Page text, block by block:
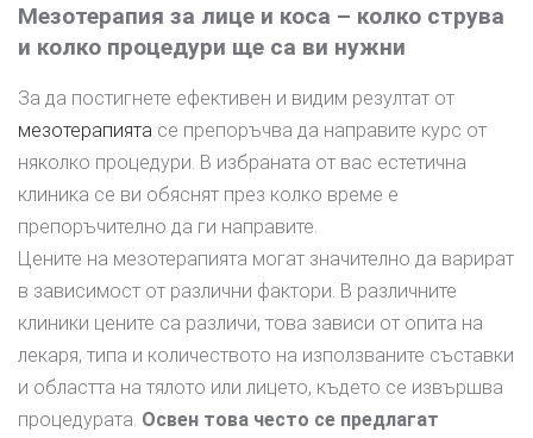
Мезотерапия за лице и коса – колко струва
и колко процедури ще са ви нужни
За да постигнете ефективен и видим резултат от
мезотерапията се препоръчва да направите курс от
няколко процедури. В избраната от вас естетична
клиника се ви обяснят през колко време е
препоръчително да ги направите.
Цените на мезотерапията могат значително да варират
в зависимост от различни фактори. В различните
клиники цените са различи, това зависи от опита на
лекаря, типа и количеството на използваните съставки
и областта на тялото или лицето, където се извършва
процедурата. Освен това често се предлагат